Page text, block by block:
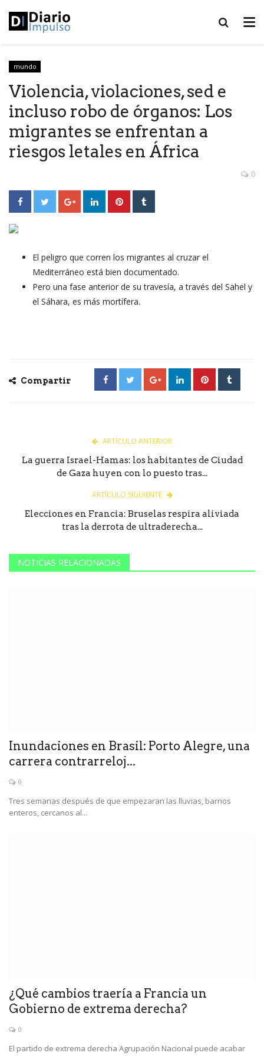
mundo
Violencia, violaciones, sed e
incluso robo de órganos: Los
migrantes se enfrentan a
riesgos letales en África
0
El peligro que corren los migrantes al cruzar el
Mediterráneo está bien documentado.
Pero una fase anterior de su travesía, a través del Sahel y
el Sáhara, es más mortífera.
Compartir
ARTÍCULO ANTERIOR
La guerra Israel-Hamas: los habitantes de Ciudad
de Gaza huyen con lo puesto tras...
ARTÍCULO SIGUIENTE
Elecciones en Francia: Bruselas respira aliviada
tras la derrota de ultraderecha...
NOTICIAS RELACIONADAS
Inundaciones en Brasil: Porto Alegre, una
carrera contrarreloj...
0
Tres semanas después de que empezaran las lluvias, barrios
enteros, cercanos al...
¿Qué cambios traería a Francia un
Gobierno de extrema derecha?
0
El partido de extrema derecha Agrupación Nacional puede acabar